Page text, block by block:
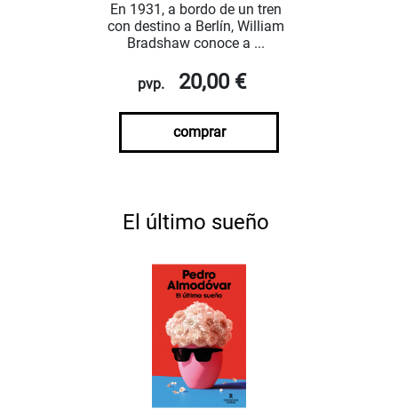
En 1931, a bordo de un tren
con destino a Berlín, William
Bradshaw conoce a ...
pvp. 20,00 €
comprar
El último sueño